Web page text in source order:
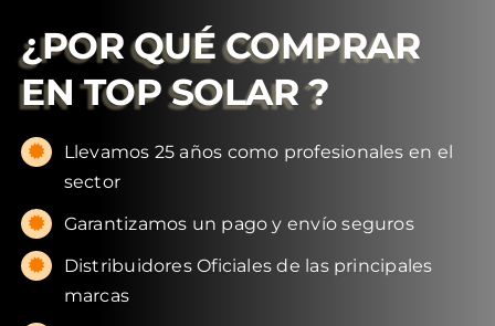
¿POR QUÉ COMPRAR
EN TOP SOLAR ?
Llevamos 25 años como profesionales en el
sector
Garantizamos un pago y envío seguros
Distribuidores Oficiales de las principales
marcas